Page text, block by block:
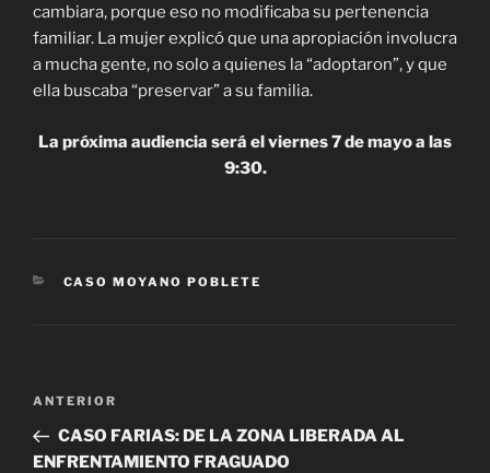
cambiara, porque eso no modificaba su pertenencia
familiar. La mujer explicó que una apropiación involucra
a mucha gente, no solo a quienes la “adoptaron”, y que
ella buscaba “preservar” a su familia.
La próxima audiencia será el viernes 7 de mayo a las
9:30.
CATEGORÍAS
CASO MOYANO POBLETE
Navegación
entradas
Entrada
anterior
ANTERIOR
CASO FARIAS: DE LA ZONA LIBERADA AL
ENFRENTAMIENTO FRAGUADO